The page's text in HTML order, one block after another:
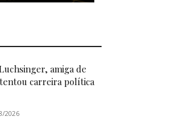
amiga de
carreira política
2026